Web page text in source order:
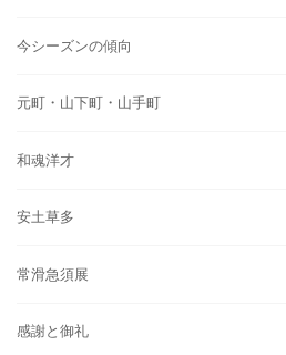
今シーズンの傾向
元町・山下町・山手町
和魂洋才
安土草多
常滑急須展
感謝と御礼